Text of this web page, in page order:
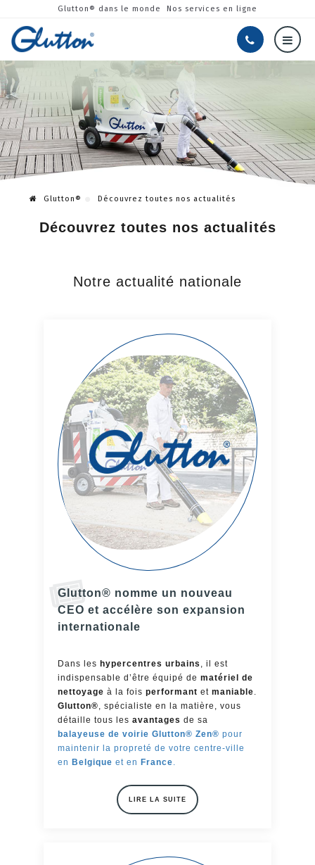
Glutton® dans le monde Nos services en ligne
Glutton® Découvrez toutes nos actualités
Découvrez toutes nos actualités
Notre actualité nationale
Glutton® nomme un nouveau
CEO et accélère son expansion
internationale
Dans leshypercentres urbains , il est
indispensable d’être équipé dematériel de
nettoyage à la foisperformant etmaniable.
Glutton®, spécialiste en la matière, vous
détaille tous lesavantages de sa
balayeuse de voirie Glutton® Zen® pour
maintenir la propreté de votre centre-ville
enBelgique et enFrance.
LIRE LA SUITE